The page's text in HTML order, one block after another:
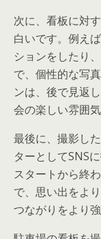
次に、看板に対
白いです。例え
ションをしたり
で、個性的な写
ンは、後で見返
会の楽しい雰囲
最後に、撮影し
ターとしてSNS
スタートから終
で、思い出をよ
つながりをより